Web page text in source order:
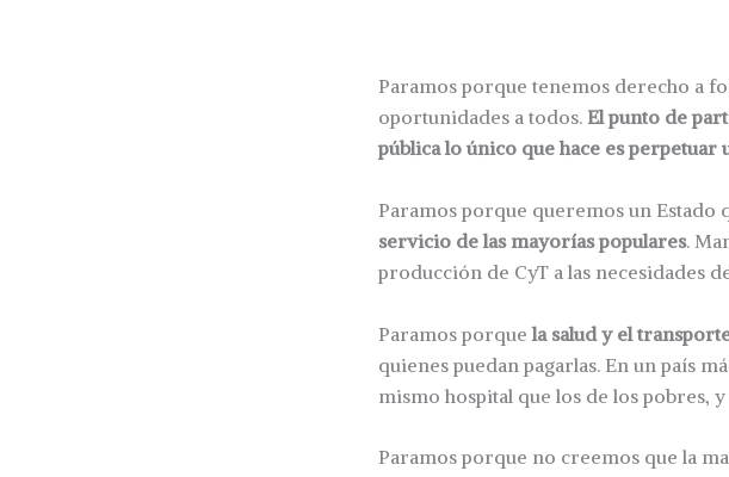
Paramos porque tenemos derecho a
oportunidades a todos. El punto de
pública lo único que hace es perpetuar
Paramos porque queremos un Estado
servicio de las mayorías populares.
producción de CyT a las necesidades
Paramos porque la salud y el
quienes puedan pagarlas. En un país
mismo hospital que los de los pobres,
Paramos porque no creemos que la